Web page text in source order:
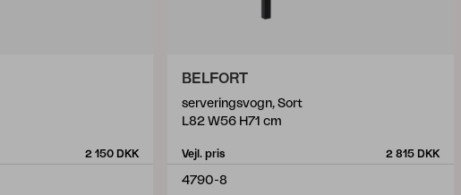
2 150 DKK
BELFORT
serveringsvogn, Sort
L82 W56 H71 cm
Vejl. pris 2 815 DKK
4790-8